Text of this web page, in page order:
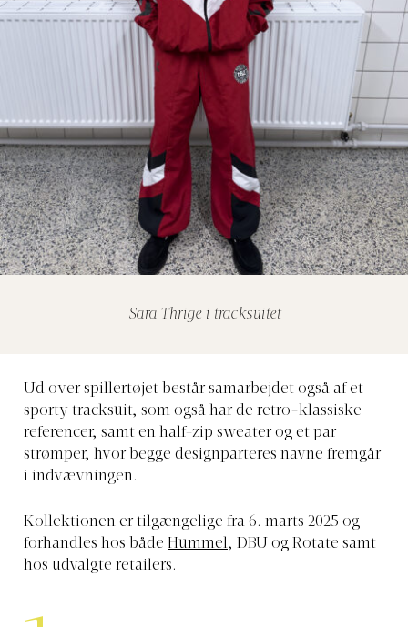
Sara Thrige i tracksuitet
Ud over spillertøjet består samarbejdet også af et
sporty tracksuit, som også har de retro-klassiske
referencer, samt en half-zip sweater og et par
strømper, hvor begge designparteres navne fremgår
i indvævningen.
Kollektionen er tilgængelige fra 6. marts 2025 og
forhandles hos både Hummel, DBU og Rotate samt
hos udvalgte retailers.